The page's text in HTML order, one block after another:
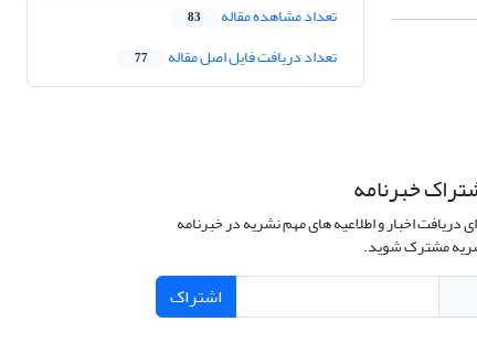
تعداد مشاهده مقاله 83
تعداد دریافت فایل اصل مقاله 77
خبرنامه
دریافت اخبار و اطلاعیه های مهم نشریه در خبرنامه
مشترک شوید.
اشتراک